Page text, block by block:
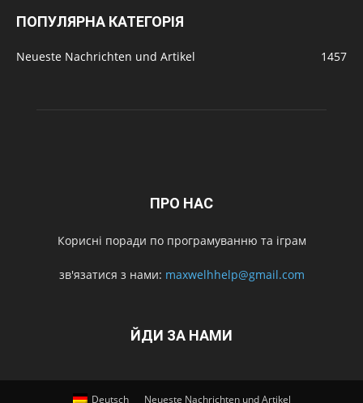
ПОПУЛЯРНА КАТЕГОРІЯ
Neueste Nachrichten und Artikel 1457
ПРО НАС
Корисні поради по програмуванню та іграм
зв'язатися з нами: maxwelhhelp@gmail.com
ЙДИ ЗА НАМИ
Deutsch Neueste Nachrichten und Artikel